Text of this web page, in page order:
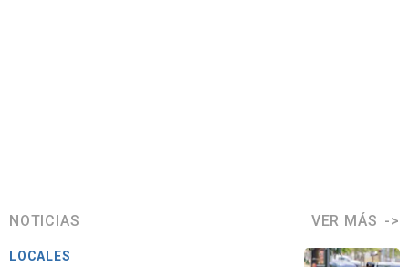
NOTICIAS VER MÁS
LOCALES